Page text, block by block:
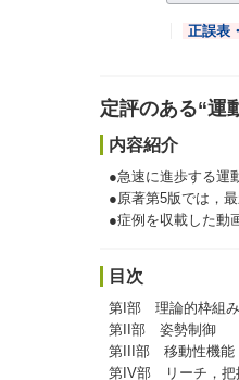
正誤表
定評のある“運
内容紹介
●急速に進歩する運
●原著第5版では，
●症例を収載した動
目次
第I部 理論的枠組み
第II部 姿勢制御
第III部 移動性機能
第IV部 リーチ，把